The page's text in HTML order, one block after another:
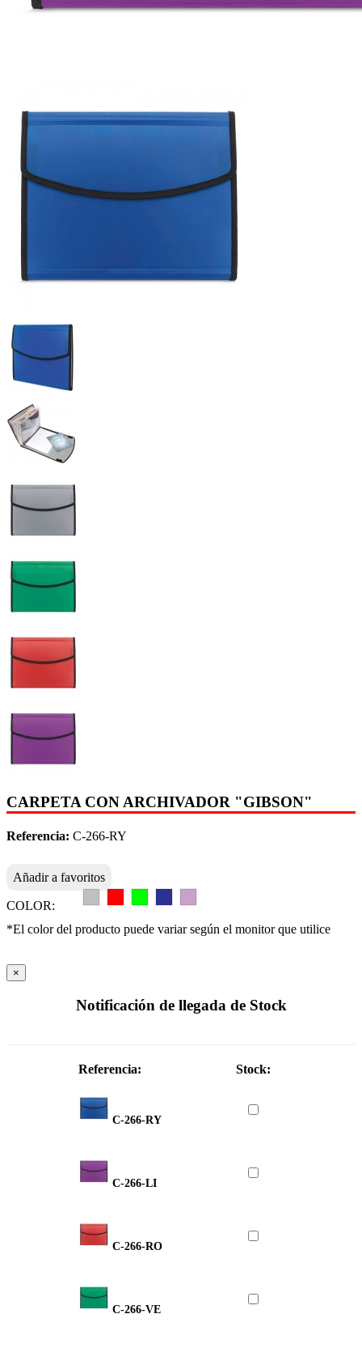
CARPETA CON ARCHIVADOR "GIBSON"
Referencia: C-266-RY
Añadir a favoritos
COLOR:
*El color del producto puede variar según el monitor que utilice
×
Notificación de llegada de Stock
Referencia: Stock:
C-266-RY
C-266-LI
C-266-RO
C-266-VE